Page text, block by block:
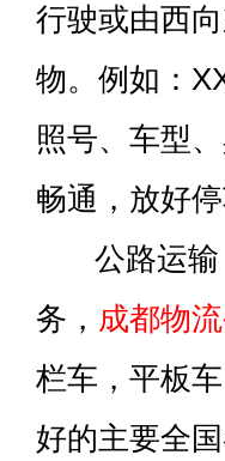
行驶或由西
物。例如：
照号、车型
畅通，放好
公路运输
务， 成都物
栏车，平板
好的主要全